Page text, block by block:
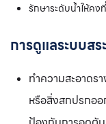
รักษาระดับน้ำให้คง
การดูแลระบบส
ทำความสะอาดร
หรือสิ่งสกปรกออ